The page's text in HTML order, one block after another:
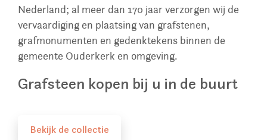
Nederland; al meer dan 170 jaar verzorgen wij de
vervaardiging en plaatsing van grafstenen,
grafmonumenten en gedenktekens binnen de
gemeente Ouderkerk en omgeving.
Grafsteen kopen bij u in de buurt
Bekijk de collectie